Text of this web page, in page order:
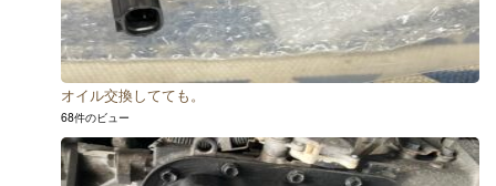
オイル交換してても。
68件のビュー